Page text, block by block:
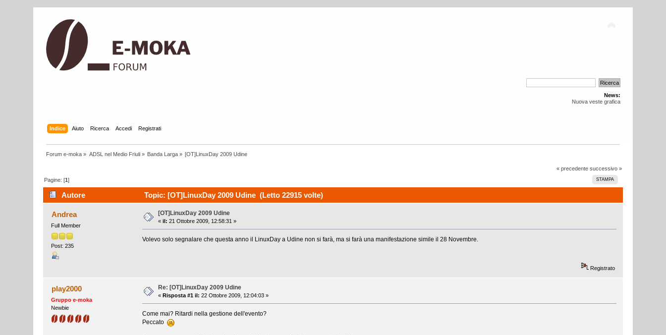
News:
Nuova veste grafica
Indice Aiuto Ricerca Accedi Registrati
Forum e-moka » ADSL nel Medio Friuli» Banda Larga » [OT]LinuxDay 2009 Udine
« precedente successivo »
STAMPA
Pagine: [1]
Autore Topic: [OT]LinuxDay 2009 Udine (Letto 22915 volte)
Andrea
Full Member
Post: 235
[OT]LinuxDay 2009 Udine
«il: 21 Ottobre 2009, 12:58:31 »
Volevo solo segnalare che questa anno il LinuxDay a Udine non si farà, ma si farà una manifestazione simile il 28 Novembre.
Registrato
play2000
Gruppo e-moka
Newbie
Re: [OT]LinuxDay 2009 Udine
« Risposta #1 il: 22 Ottobre 2009, 12:04:03 »
Come mai? Ritardi nella gestione dell'evento?
Peccato